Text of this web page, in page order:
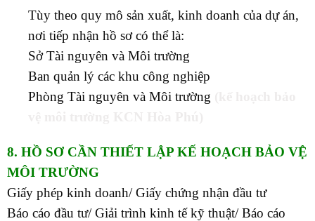
Tùy theo quy mô sản xuất, kinh doanh của dự án,
nơi tiếp nhận hồ sơ có thể là:
Sở Tài nguyên và Môi trường
Ban quản lý các khu công nghiệp
Phòng Tài nguyên và Môi trường
8. HỒ SƠ CẦN THIẾT LẬP KẾ HOẠCH BẢO VỆ
MÔI TRƯỜNG
Giấy phép kinh doanh/ Giấy chứng nhận đầu tư
Báo cáo đầu tư/ Giải trình kinh tế kỹ thuật/ Báo cáo